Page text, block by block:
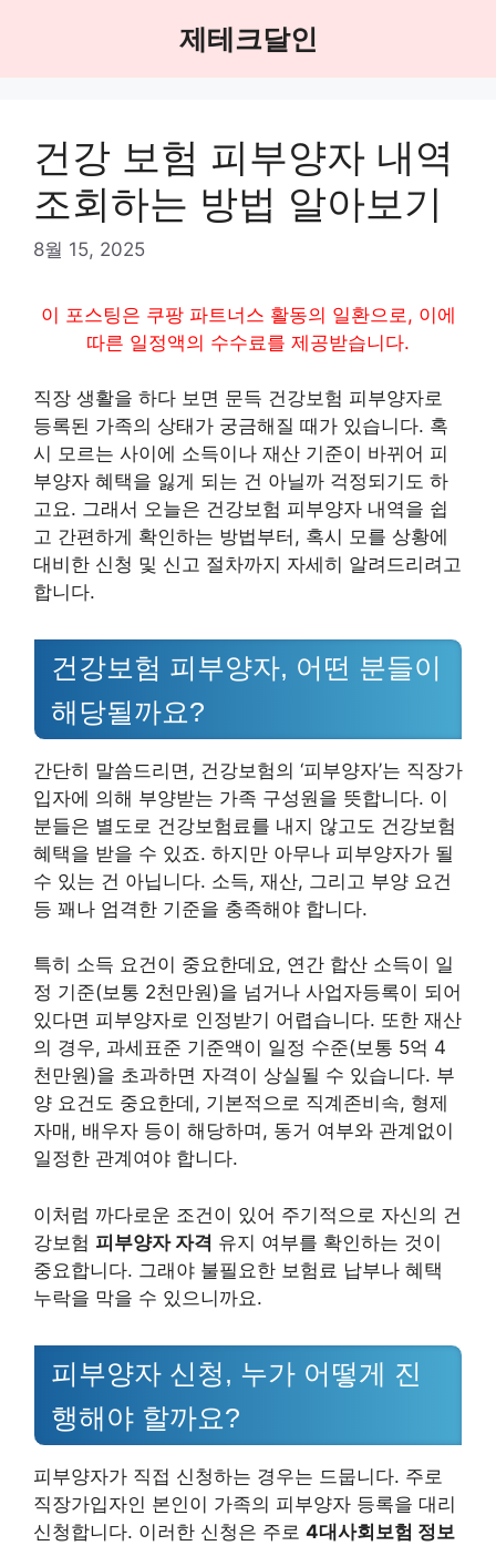
제테크달인
건강 보험 피부양자 내역
조회하는 방법 알아보기
8월 15, 2025
이 포스팅은 쿠팡 파트너스 활동의 일환으로, 이에
따른 일정액의 수수료를 제공받습니다.
직장 생활을 하다 보면 문득 건강보험 피부양자로
등록된 가족의 상태가 궁금해질 때가 있습니다. 혹
시 모르는 사이에 소득이나 재산 기준이 바뀌어 피
부양자 혜택을 잃게 되는 건 아닐까 걱정되기도 하
고요. 그래서 오늘은 건강보험 피부양자 내역을 쉽
고 간편하게 확인하는 방법부터, 혹시 모를 상황에
대비한 신청 및 신고 절차까지 자세히 알려드리려고
합니다.
건강보험 피부양자, 어떤 분들이
해당될까요?
간단히 말씀드리면, 건강보험의 ‘피부양자’는 직장가
입자에 의해 부양받는 가족 구성원을 뜻합니다. 이
분들은 별도로 건강보험료를 내지 않고도 건강보험
혜택을 받을 수 있죠. 하지만 아무나 피부양자가 될
수 있는 건 아닙니다. 소득, 재산, 그리고 부양 요건
등 꽤나 엄격한 기준을 충족해야 합니다.
특히 소득 요건이 중요한데요, 연간 합산 소득이 일
정 기준(보통 2천만원)을 넘거나 사업자등록이 되어
있다면 피부양자로 인정받기 어렵습니다. 또한 재산
의 경우, 과세표준 기준액이 일정 수준(보통 5억 4
천만원)을 초과하면 자격이 상실될 수 있습니다. 부
양 요건도 중요한데, 기본적으로 직계존비속, 형제
자매, 배우자 등이 해당하며, 동거 여부와 관계없이
일정한 관계여야 합니다.
이처럼 까다로운 조건이 있어 주기적으로 자신의 건
강보험 피부양자 자격 유지 여부를 확인하는 것이
중요합니다. 그래야 불필요한 보험료 납부나 혜택
누락을 막을 수 있으니까요.
피부양자 신청, 누가 어떻게 진
행해야 할까요?
피부양자가 직접 신청하는 경우는 드뭅니다. 주로
직장가입자인 본인이 가족의 피부양자 등록을 대리
신청합니다. 이러한 신청은 주로 4대사회보험 정보